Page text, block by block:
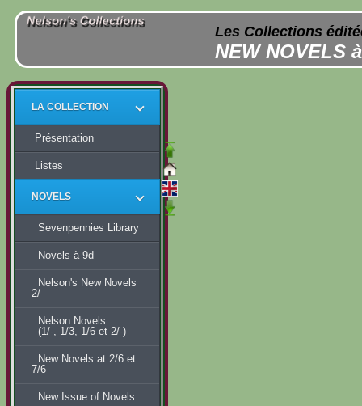
Les Collections
NEW NOVELS
LA COLLECTION
Présentation
Listes
NOVELS
Sevenpennies Library
Novels à 9d
Nelson's New Novels
2/
Nelson Novels
(1/-, 1/3, 1/6 et 2/-)
New Novels at 2/6 et
7/6
New Issue of Novels